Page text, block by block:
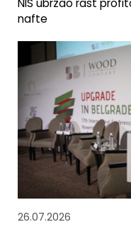
nafte
26.07.2026